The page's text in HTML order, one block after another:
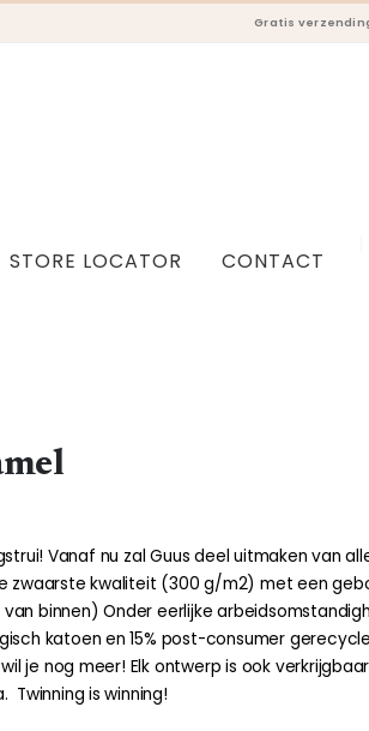
Gratis
STORE LOCATOR CONTACT
Vanaf nu zal Guus deel uitmaken van
zwaarste kwaliteit (300 g/m2) met een
binnen) Onder eerlijke
katoen en 15% post-consumer
je nog meer! Elk ontwerp is ook
Twinning is winning!